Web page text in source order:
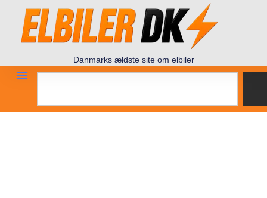
Danmarks ældste site om elbiler